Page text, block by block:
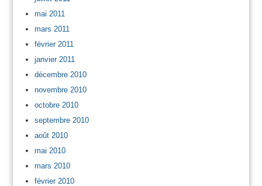
mai 2011
mars 2011
février 2011
janvier 2011
décembre 2010
novembre 2010
octobre 2010
septembre 2010
août 2010
mai 2010
mars 2010
février 2010